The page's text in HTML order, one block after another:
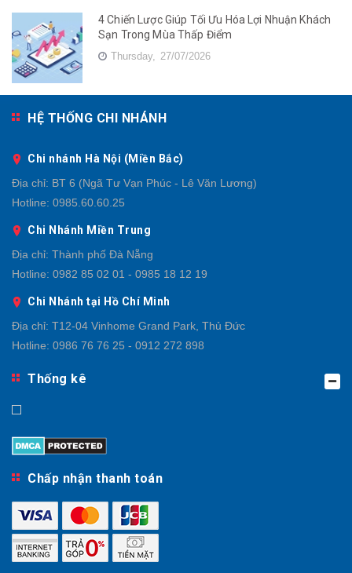
4 Chiến Lược Giúp Tối Ưu Hóa Lợi Nhuận Khách
Sạn Trong Mùa Thấp Điểm
Thursday, 27/07/2026
HỆ THỐNG CHI NHÁNH
Chi nhánh Hà Nội (Miền Bắc)
Địa chỉ: BT 6 (Ngã Tư Vạn Phúc - Lê Văn Lương)
Hotline: 0985.60.60.25
Chi Nhánh Miền Trung
Địa chỉ: Thành phố Đà Nẵng
Hotline: 0982 85 02 01 - 0985 18 12 19
Chi Nhánh tại Hồ Chí Minh
Địa chỉ: T12-04 Vinhome Grand Park, Thủ Đức
Hotline: 0986 76 76 25 - 0912 272 898
Thống kê
Chấp nhận thanh toán